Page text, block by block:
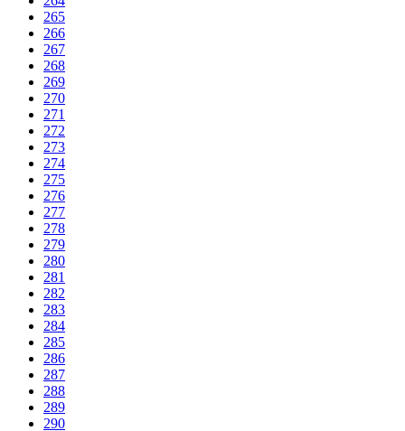
265
266
267
268
269
270
271
272
273
274
275
276
277
278
279
280
281
282
283
284
285
286
287
288
289
290